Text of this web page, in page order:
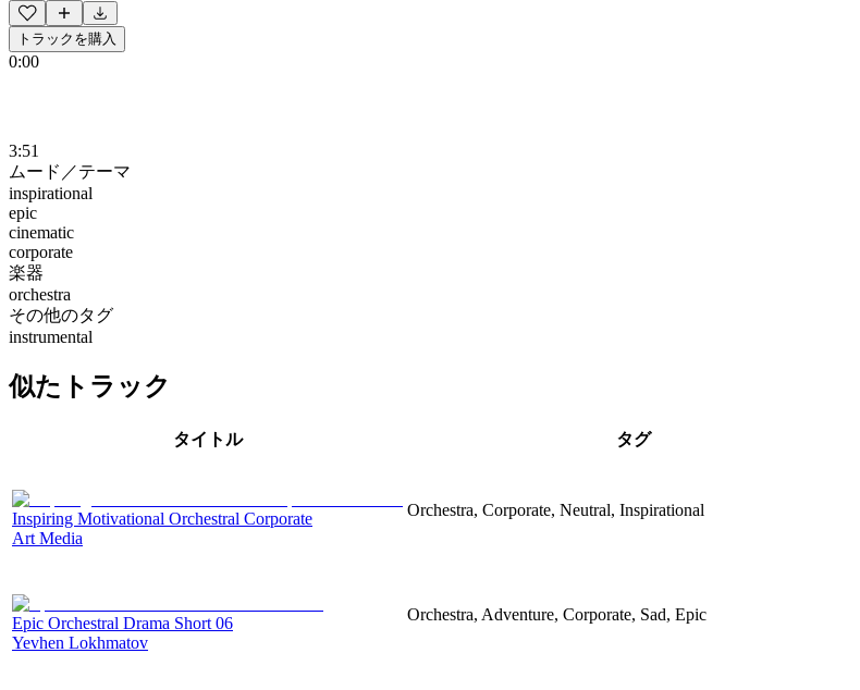
トラックを購入
0:00
3:51
ムード／テーマ
inspirational
epic
cinematic
corporate
楽器
orchestra
その他のタグ
instrumental
似たトラック
タイトル タグ
Inspiring Motivational Orchestral Corporate
Art Media
Orchestra, Corporate, Neutral, Inspirational
Epic Orchestral Drama Short 06
Yevhen Lokhmatov
Orchestra, Adventure, Corporate, Sad, Epic